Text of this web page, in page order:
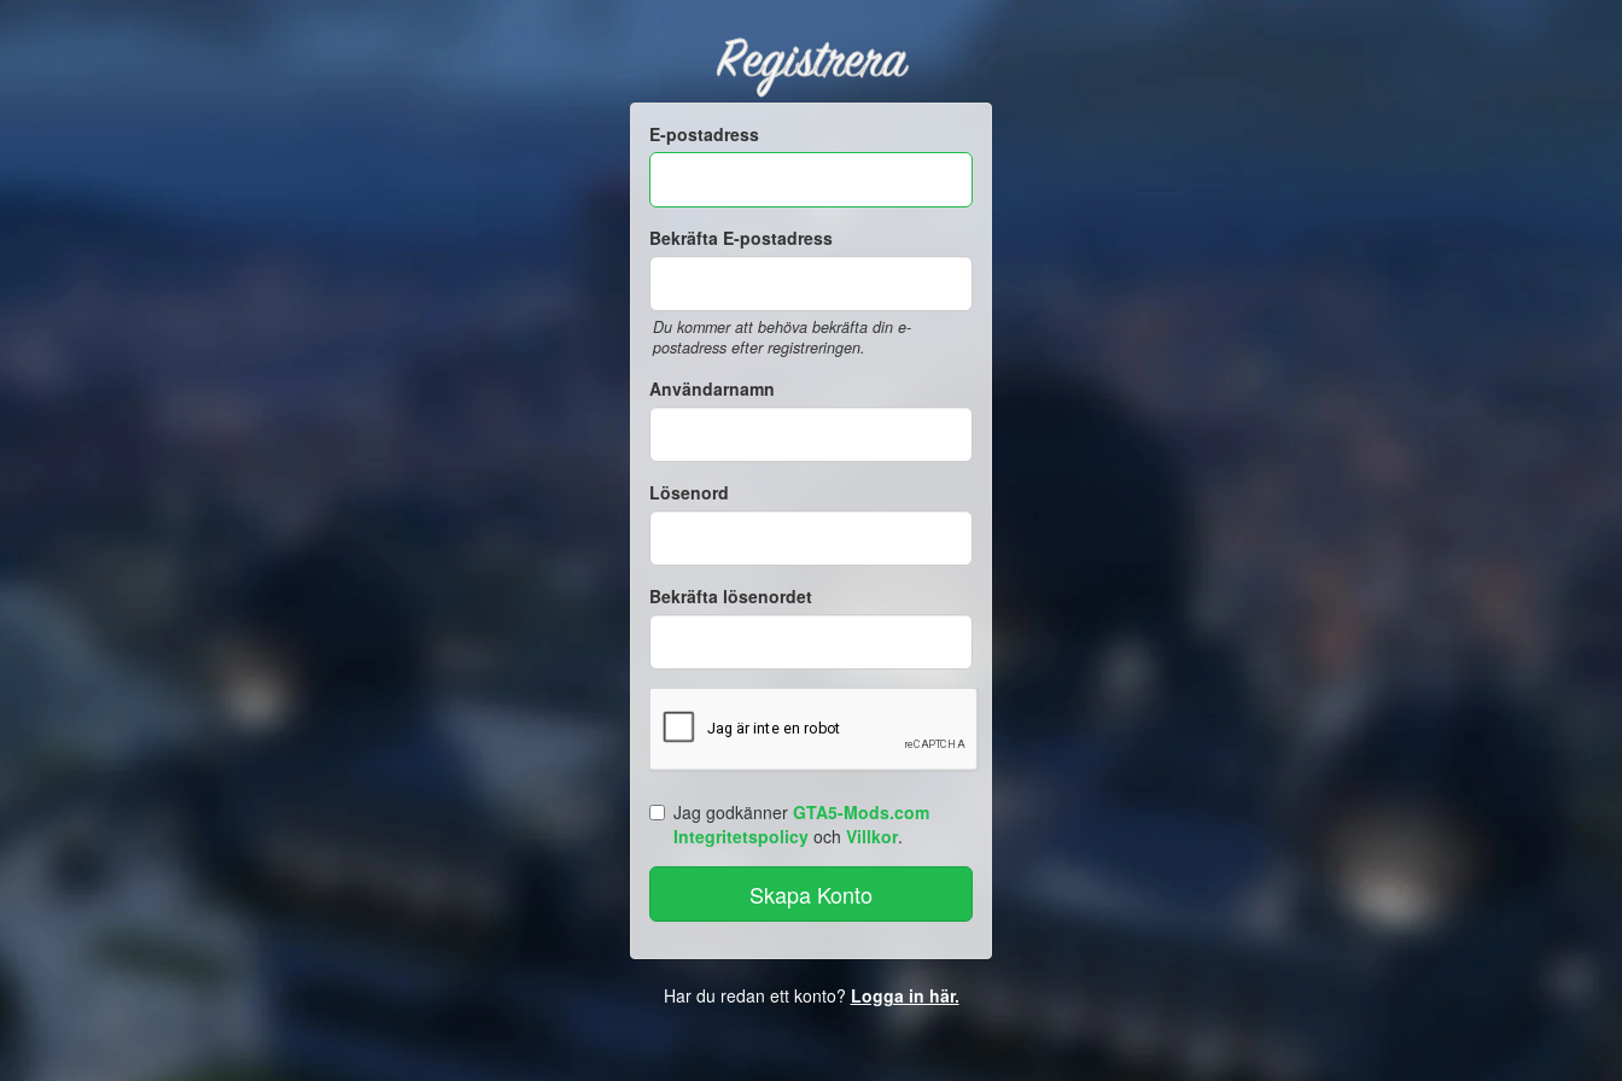
Registrera
E-postadress
Bekräfta E-postadress
Du kommer att behöva bekräfta din e-
postadress efter registreringen.
Användarnamn
Lösenord
Bekräfta lösenordet
Jag godkänner GTA5-Mods.com
Integritetspolicy och Villkor.
Har du redan ett konto? Logga in här.